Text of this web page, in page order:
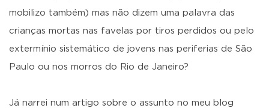
mobilizo também) mas não dizem uma palavra das
crianças mortas nas favelas por tiros perdidos ou pelo
extermínio sistemático de jovens nas periferias de São
Paulo ou nos morros do Rio de Janeiro?
Já narrei num artigo sobre o assunto no meu blog